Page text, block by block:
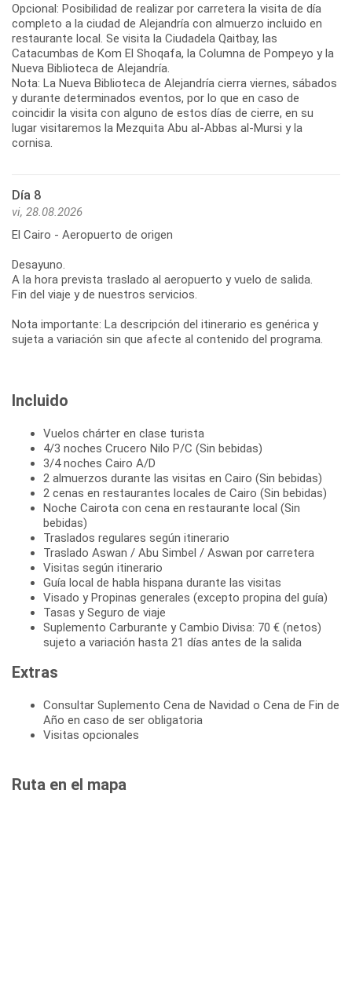
Opcional: Posibilidad de realizar por carretera la visita de día
completo a la ciudad de Alejandría con almuerzo incluido en
restaurante local. Se visita la Ciudadela Qaitbay, las
Catacumbas de Kom El Shoqafa, la Columna de Pompeyo y la
Nueva Biblioteca de Alejandría.
Nota: La Nueva Biblioteca de Alejandría cierra viernes, sábados
y durante determinados eventos, por lo que en caso de
coincidir la visita con alguno de estos días de cierre, en su
lugar visitaremos la Mezquita Abu al-Abbas al-Mursi y la
cornisa.
Día 8
vi, 28.08.2026
El Cairo - Aeropuerto de origen
Desayuno.
A la hora prevista traslado al aeropuerto y vuelo de salida.
Fin del viaje y de nuestros servicios.
Nota importante: La descripción del itinerario es genérica y
sujeta a variación sin que afecte al contenido del programa.
Incluido
Vuelos chárter en clase turista
4/3 noches Crucero Nilo P/C (Sin bebidas)
3/4 noches Cairo A/D
2 almuerzos durante las visitas en Cairo (Sin bebidas)
2 cenas en restaurantes locales de Cairo (Sin bebidas)
Noche Cairota con cena en restaurante local (Sin
bebidas)
Traslados regulares según itinerario
Traslado Aswan / Abu Simbel / Aswan por carretera
Visitas según itinerario
Guía local de habla hispana durante las visitas
Visado y Propinas generales (excepto propina del guía)
Tasas y Seguro de viaje
Suplemento Carburante y Cambio Divisa: 70 € (netos)
sujeto a variación hasta 21 días antes de la salida
Extras
Consultar Suplemento Cena de Navidad o Cena de Fin de
Año en caso de ser obligatoria
Visitas opcionales
Ruta en el mapa